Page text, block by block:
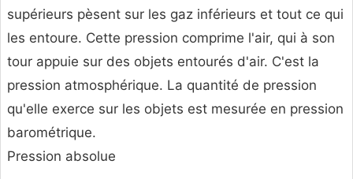
supérieurs pèsent sur les gaz inférieurs et tout ce qui
les entoure. Cette pression comprime l'air, qui à son
tour appuie sur des objets entourés d'air. C'est la
pression atmosphérique. La quantité de pression
qu'elle exerce sur les objets est mesurée en pression
barométrique.
Pression absolue